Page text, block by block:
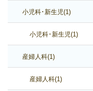
小児科･新生児(1)
小児科･新生児(1)
産婦人科(1)
産婦人科(1)